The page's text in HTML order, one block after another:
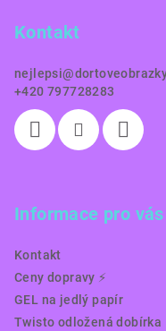
Kontakt
nejlepsi@
+420 797728283
Informace pro vás
Kontakt
Ceny dopravy ⚡️
GEL na jedlý papír
Twisto odložená dobírka